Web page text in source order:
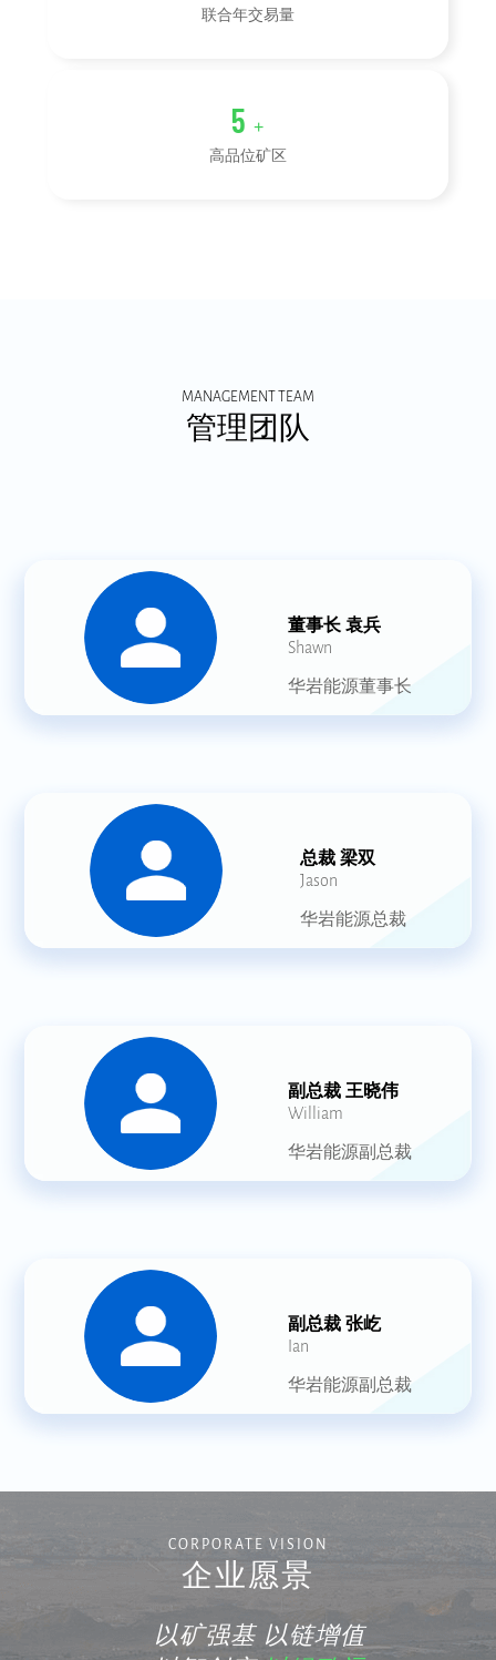
联合年交易量
5 +
高品位矿区
MANAGEMENT TEAM
管理团队
董事长 袁兵
Shawn
华岩能源董事长
总裁 梁双
Jason
华岩能源总裁
副总裁 王晓伟
William
华岩能源副总裁
副总裁 张屹
Ian
华岩能源副总裁
CORPORATE VISION
企业愿景
以矿强基 以链增值